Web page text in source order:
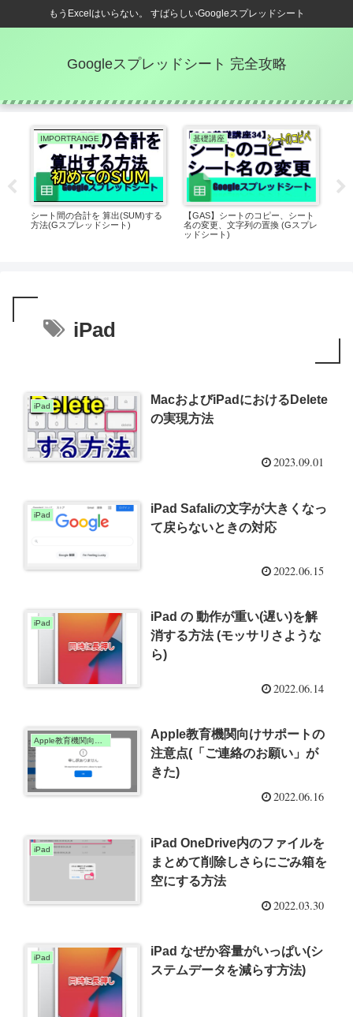
もうExcelはいらない。 すばらしいGoogleスプレッドシート
Googleスプレッドシート 完全攻略
IMPORTRANGE
シート間の合計を 算出(SUM)する
方法(Gスプレッドシート)
基礎講座
【GAS】シートのコピー、シート
名の変更、文字列の置換 (Gスプレ
ッドシート)
iPad
iPad
MacおよびiPadにおけるDelete
の実現方法
2023.09.01
iPad
iPad Safaliの文字が大きくなっ
て戻らないときの対応
2022.06.15
iPad
iPad の 動作が重い(遅い)を解
消する方法 (モッサリさような
ら)
2022.06.14
Apple教育機関向けサポートの
注意点(「ご連絡のお願い」が
きた)
2022.06.16
iPad
iPad OneDrive内のファイルを
まとめて削除しさらにごみ箱を
空にする方法
2022.03.30
iPad
iPad なぜか容量がいっぱい(シ
ステムデータを減らす方法)